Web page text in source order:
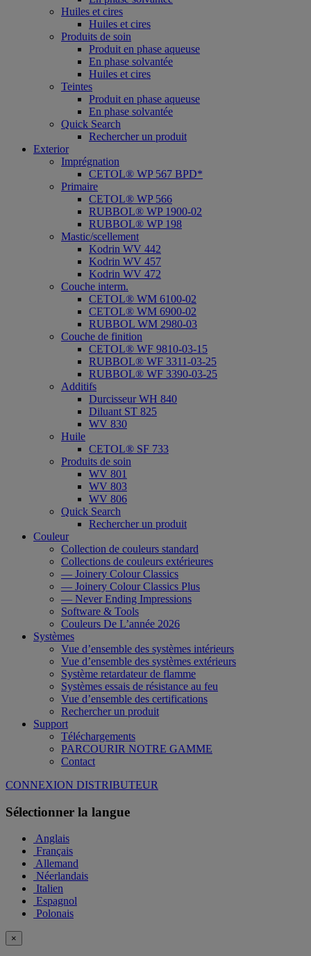
Huiles et cires
Huiles et cires
Produits de soin
Produit en phase aqueuse
En phase solvantée
Huiles et cires
Teintes
Produit en phase aqueuse
En phase solvantée
Quick Search
Rechercher un produit
Exterior
Imprégnation
CETOL® WP 567 BPD*
Primaire
CETOL® WP 566
RUBBOL® WP 1900-02
RUBBOL® WP 198
Mastic/scellement
Kodrin WV 442
Kodrin WV 457
Kodrin WV 472
Couche interm.
CETOL® WM 6100-02
CETOL® WM 6900-02
RUBBOL WM 2980-03
Couche de finition
CETOL® WF 9810-03-15
RUBBOL® WF 3311-03-25
RUBBOL® WF 3390-03-25
Additifs
Durcisseur WH 840
Diluant ST 825
WV 830
Huile
CETOL® SF 733
Produits de soin
WV 801
WV 803
WV 806
Quick Search
Rechercher un produit
Couleur
Collection de couleurs standard
Collections de couleurs extérieures
— Joinery Colour Classics
— Joinery Colour Classics Plus
— Never Ending Impressions
Software & Tools
Couleurs De L’année 2026
Systèmes
Vue d’ensemble des systèmes intérieurs
Vue d’ensemble des systèmes extérieurs
Système retardateur de flamme
Systèmes essais de résistance au feu
Vue d’ensemble des certifications
Rechercher un produit
Support
Téléchargements
PARCOURIR NOTRE GAMME
Contact
CONNEXION DISTRIBUTEUR
Sélectionner la langue
Anglais
Français
Allemand
Néerlandais
Italien
Espagnol
Polonais
×